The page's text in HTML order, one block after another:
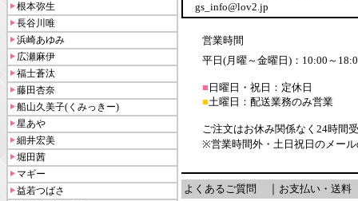
根本弥生
長谷川唯
浜崎あゆみ
広瀬麻伊
福士蒼汰
藤田杏奈
船山久美子(くみっきー)
星あや
細井宏美
堀田茜
マギー
益若つばさ
gs_info@lov2.jp
営業時間
平日(月曜～金曜日)：10:00～
■ 日曜日・祝日：定休日
■土曜日：配送業務のみ営業
ご注文はお休み関係なく24時間
※営業時間外・土日祝日のメー
よくあるご質問 お支払い・送料